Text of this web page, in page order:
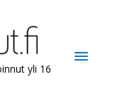
yli 16